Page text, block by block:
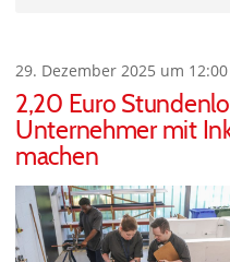
29. Dezember 2025 um 12:00
2,20 Euro
Unternehmer mit
machen